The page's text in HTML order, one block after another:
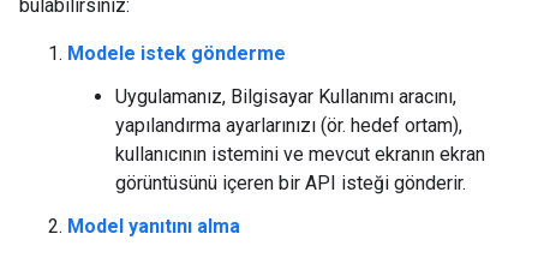
bulabilirsiniz:
Modele istek gönderme
Uygulamanız, Bilgisayar Kullanımı aracını,
yapılandırma ayarlarınızı (ör. hedef ortam),
kullanıcının istemini ve mevcut ekranın ekran
görüntüsünü içeren bir API isteği gönderir.
Model yanıtını alma